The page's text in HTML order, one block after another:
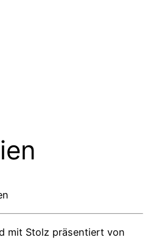
mit Stolz präsentiert von